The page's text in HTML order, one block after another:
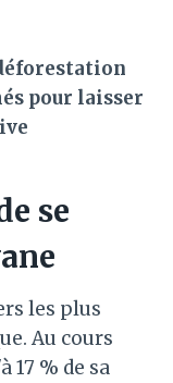
pour laisser
se
les plus
Au cours
17 % de sa